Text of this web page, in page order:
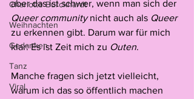
Charlotte Burckhardt
Weihnachten
Gedanken
Tanz
Viral.
aber das ist schwer, wenn man sich der
Queer community nicht auch als Queer
zu erkennen gibt. Darum war für mich
klar: Es ist Zeit mich zu Outen.
Manche fragen sich jetzt vielleicht,
warum ich das so öffentlich machen